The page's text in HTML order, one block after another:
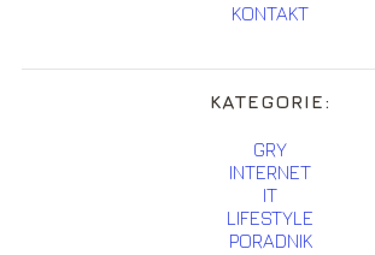
KONTAKT
KATEGORIE:
GRY
INTERNET
IT
LIFESTYLE
PORADNIK